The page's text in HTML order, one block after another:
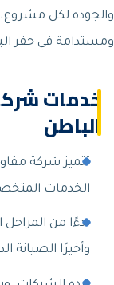
والجودة لكل
ومستدامة في حفر
خدمات
الباطن
تتميز شركة
الخدمات
بدءًا من المراحل
وأخيرًا الصيانة